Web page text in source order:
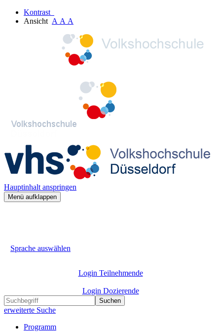
Kontrast
Ansicht A A A
Hauptinhalt anspringen
Menü aufklappen
Sprache auswählen
Login Teilnehmende
Login Dozierende
Suchen
erweiterte Suche
Programm